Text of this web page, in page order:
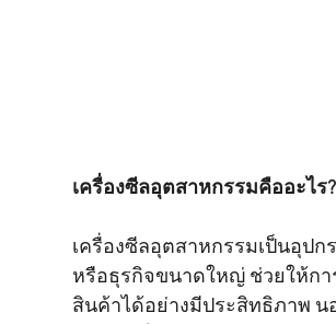
เครื่องซีลอุตสาหกรรมคืออะไร?
เครื่องซีลอุตสาหกรรมเป็นอุป
หรือธุรกิจขนาดใหญ่ ช่วยให้ก
สินค้าได้อย่างมีประสิทธิภาพ น